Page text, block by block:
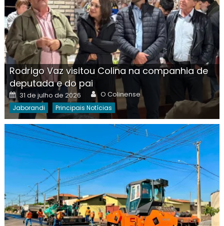
Rodrigo Vaz visitou Colina na companhia de
deputada e do pai
Posted
on
31 de julho de 2026 Author
O Colinense
Jaborandi Principais Notícias